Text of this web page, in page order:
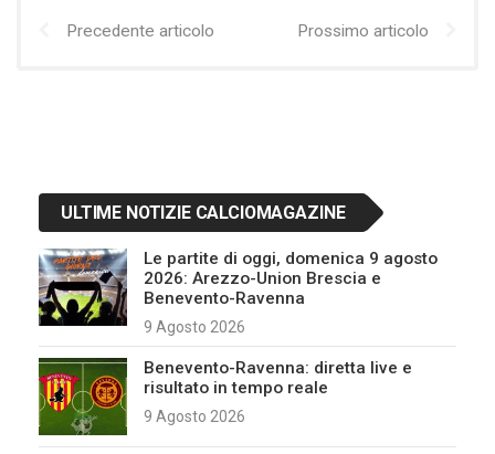
Precedente articolo Prossimo articolo
ULTIME NOTIZIE CALCIOMAGAZINE
Le partite di oggi, domenica 9 agosto
2026: Arezzo-Union Brescia e
Benevento-Ravenna
9 Agosto 2026
Benevento-Ravenna: diretta live e
risultato in tempo reale
9 Agosto 2026